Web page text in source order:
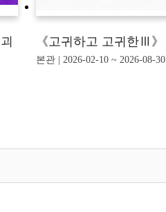
《고귀하고 고귀한Ⅲ》
본관 | 2026-02-10 ~ 2026-08-30